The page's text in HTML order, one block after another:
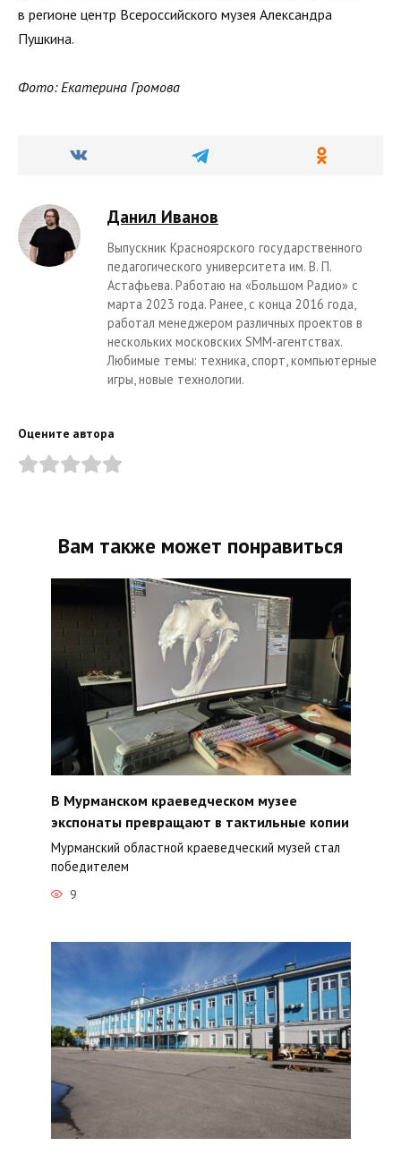
в регионе центр Всероссийского музея Александра
Пушкина.
Фото: Екатерина Громова
Данил Иванов
Выпускник Красноярского государственного
педагогического университета им. В. П.
Астафьева. Работаю на «Большом Радио» с
марта 2023 года. Ранее, с конца 2016 года,
работал менеджером различных проектов в
нескольких московских SMM-агентствах.
Любимые темы: техника, спорт, компьютерные
игры, новые технологии.
Оцените автора
Вам также может понравиться
В Мурманском краеведческом музее
экспонаты превращают в тактильные копии
Мурманский областной краеведческий музей стал
победителем
9